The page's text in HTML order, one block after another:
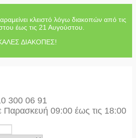
κλειστό λόγω διακοπών από τις
έως τις 21 Αυγούστου.
ΔΙΑΚΟΠΕΣ!
300 06 91
Παρασκευή 09:00 έως τις 18:00